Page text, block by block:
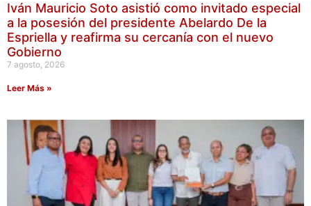
Iván Mauricio Soto asistió como invitado especial
a la posesión del presidente Abelardo De la
Espriella y reafirma su cercanía con el nuevo
Gobierno
7 agosto, 2026
Leer Más »